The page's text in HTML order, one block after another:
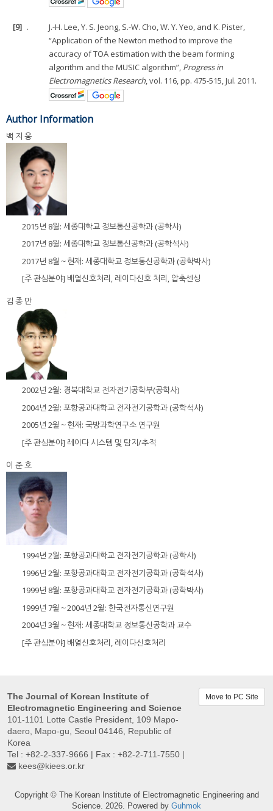
[9] .
J.-H. Lee, Y. S. Jeong, S.-W. Cho, W. Y. Yeo, and K. Pister,
“Application of the Newton method to improve the
accuracy of TOA estimation with the beam forming
algorithm and the MUSIC algorithm”, Progress in
Electromagnetics Research, vol. 116, pp. 475-515, Jul. 2011.
Author Information
백 지 웅
2015년 8월: 세종대학교 정보통신공학과 (공학사)
2017년 8월: 세종대학교 정보통신공학과 (공학석사)
2017년 8월～현재: 세종대학교 정보통신공학과 (공학박사)
[주 관심분야] 배열신호처리, 레이다신호 처리, 압축센싱
김 종 만
2002년 2월: 경북대학교 전자전기공학부(공학사)
2004년 2월: 포항공과대학교 전자전기공학과 (공학석사)
2005년 2월～현재: 국방과학연구소 연구원
[주 관심분야] 레이다 시스템 및 탐지/추적
이 준 호
1994년 2월: 포항공과대학교 전자전기공학과 (공학사)
1996년 2월: 포항공과대학교 전자전기공학과 (공학석사)
1999년 8월: 포항공과대학교 전자전기공학과 (공학박사)
1999년 7월～2004년 2월: 한국전자통신연구원
2004년 3월～현재: 세종대학교 정보통신공학과 교수
[주 관심분야] 배열신호처리, 레이다신호처리
The Journal of Korean Institute of
Electromagnetic Engineering and Science
101-1101 Lotte Castle President, 109 Mapo-
daero, Mapo-gu, Seoul 04146, Republic of
Korea
Tel : +82-2-337-9666 | Fax : +82-2-711-7550 |
kees@kiees.or.kr
Move to PC Site
Copyright © The Korean Institute of Electromagnetic Engineering and
Science. 2026. Powered by Guhmok